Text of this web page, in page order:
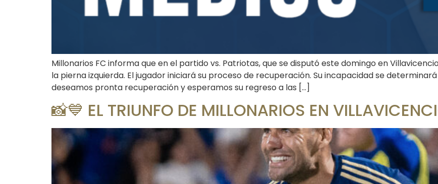
Millonarios FC informa que en el partido vs. Patriotas, que se disputó este domingo en
la pierna izquierda. El jugador iniciará su proceso de recuperación. Su incapacidad se
deseamos pronta recuperación y esperamos su regreso a las […]
📸💙 EL TRIUNFO DE MILLONARIOS EN